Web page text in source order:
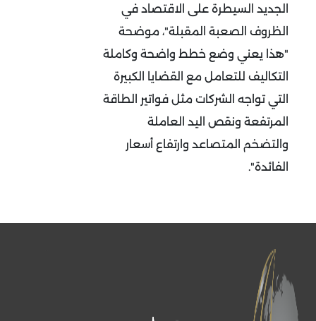
الجديد السيطرة على الاقتصاد في
الظروف الصعبة المقبلة"، موضحة
"هذا يعني وضع خطط واضحة وكاملة
التكاليف للتعامل مع القضايا الكبيرة
التي تواجه الشركات مثل فواتير الطاقة
المرتفعة ونقص اليد العاملة
والتضخم المتصاعد وارتفاع أسعار
الفائدة".